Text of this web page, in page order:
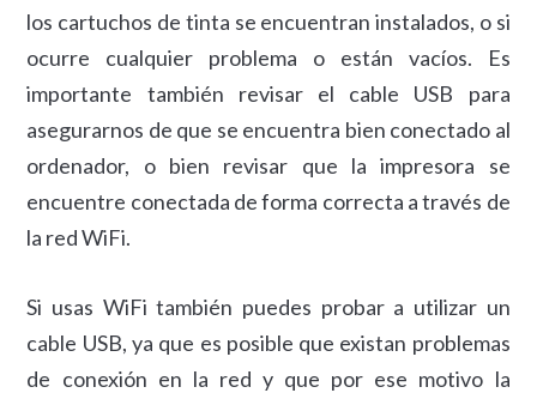
los cartuchos de tinta se encuentran instalados, o si
ocurre cualquier problema o están vacíos. Es
importante también revisar el cable USB para
asegurarnos de que se encuentra bien conectado al
ordenador, o bien revisar que la impresora se
encuentre conectada de forma correcta a través de
la red WiFi.
Si usas WiFi también puedes probar a utilizar un
cable USB, ya que es posible que existan problemas
de conexión en la red y que por ese motivo la